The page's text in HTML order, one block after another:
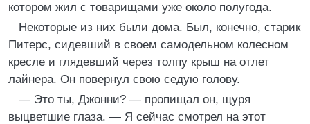
котором жил с товарищами уже около полугода.
Некоторые из них были дома. Был, конечно, старик
Питерс, сидевший в своем самодельном колесном
кресле и глядевший через толпу крыш на отлет
лайнера. Он повернул свою седую голову.
— Это ты, Джонни? — пропищал он, щуря
выцветшие глаза. — Я сейчас смотрел на этот